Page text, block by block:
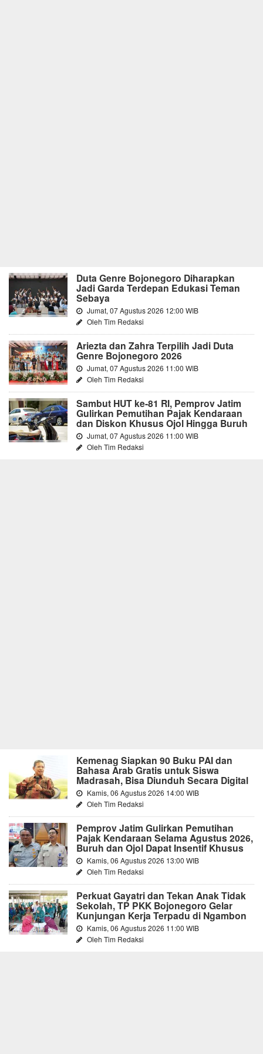
Duta Genre Bojonegoro Diharapkan
Jadi Garda Terdepan Edukasi Teman
Sebaya
Jumat, 07 Agustus 2026 12:00 WIB
Oleh Tim Redaksi
Ariezta dan Zahra Terpilih Jadi Duta
Genre Bojonegoro 2026
Jumat, 07 Agustus 2026 11:00 WIB
Oleh Tim Redaksi
Sambut HUT ke-81 RI, Pemprov Jatim
Gulirkan Pemutihan Pajak Kendaraan
dan Diskon Khusus Ojol Hingga Buruh
Jumat, 07 Agustus 2026 11:00 WIB
Oleh Tim Redaksi
Kemenag Siapkan 90 Buku PAI dan
Bahasa Arab Gratis untuk Siswa
Madrasah, Bisa Diunduh Secara Digital
Kamis, 06 Agustus 2026 14:00 WIB
Oleh Tim Redaksi
Pemprov Jatim Gulirkan Pemutihan
Pajak Kendaraan Selama Agustus 2026,
Buruh dan Ojol Dapat Insentif Khusus
Kamis, 06 Agustus 2026 13:00 WIB
Oleh Tim Redaksi
Perkuat Gayatri dan Tekan Anak Tidak
Sekolah, TP PKK Bojonegoro Gelar
Kunjungan Kerja Terpadu di Ngambon
Kamis, 06 Agustus 2026 11:00 WIB
Oleh Tim Redaksi